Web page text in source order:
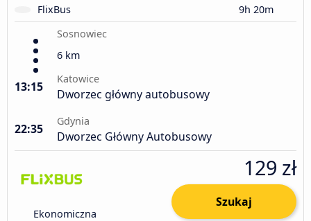
FlixBus
9h 20m
Sosnowiec
6 km
13:15
Katowice
Dworzec główny autobusowy
22:35
Gdynia
Dworzec Główny Autobusowy
Ekonomiczna
129 zł
Szukaj